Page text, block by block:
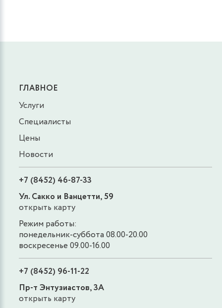
ГЛАВНОЕ
Услуги
Специалисты
Цены
Новости
+7 (8452) 46-87-33
Ул. Сакко и Ванцетти, 59
открыть карту
Режим работы:
понедельник-суббота 08.00-20.00
воскресенье 09.00-16.00
+7 (8452) 96-11-22
Пр-т Энтузиастов, 3А
открыть карту